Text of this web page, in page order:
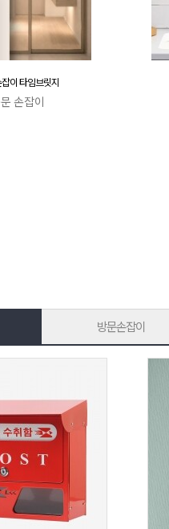
이 타임브릿지
손잡이
방문손잡이